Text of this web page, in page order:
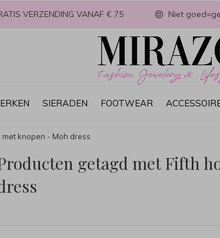
SIERADEN FOOTWEAR
VERZENDING VANAF € 75 Niet
knopen - Moh dress
getagd met Fifth